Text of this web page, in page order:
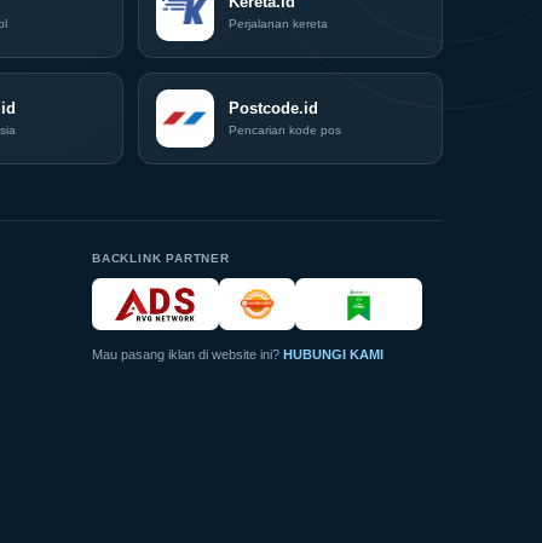
Akhir
Perjalanan kereta
Postcode.id
Pencarian kode pos
BACKLINK PARTNER
Mau pasang iklan di website ini? HUBUNGI KAMI